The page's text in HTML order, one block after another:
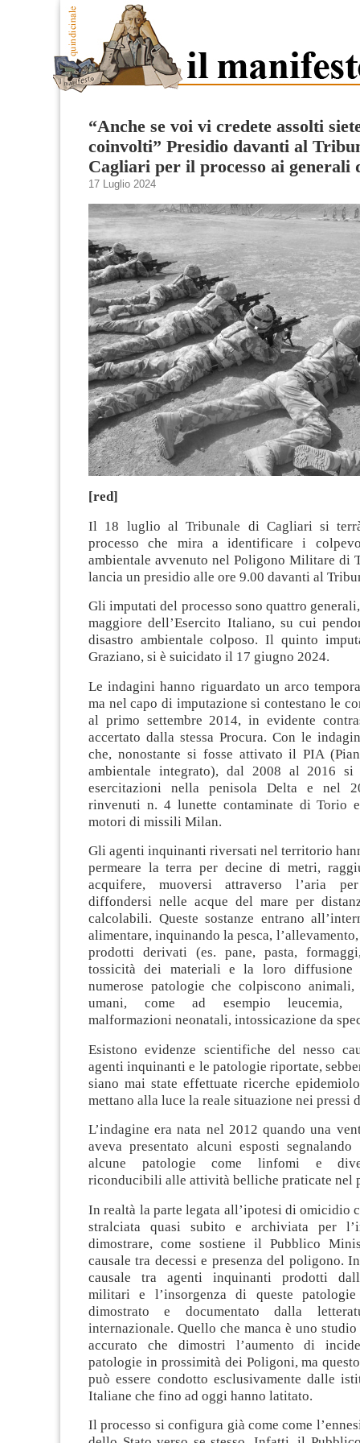
“Anche se voi vi credete assolti
coinvolti” Presidio davanti al
Cagliari per il processo ai generali
17 Luglio 2024
[red]
Il 18 luglio al Tribunale di Cagliari si
processo che mira a identificare i
ambientale avvenuto nel Poligono Militare di
lancia un presidio alle ore 9.00 davanti al
Gli imputati del processo sono quattro
maggiore dell’Esercito Italiano, su cui
disastro ambientale colposo. Il quinto
Graziano, si è suicidato il 17 giugno 2024.
Le indagini hanno riguardato un arco
ma nel capo di imputazione si contestano le
al primo settembre 2014, in evidente
accertato dalla stessa Procura. Con le
che, nonostante si fosse attivato il PIA
ambientale integrato), dal 2008 al 2016
esercitazioni nella penisola Delta e nel
rinvenuti n. 4 lunette contaminate di Torio
motori di missili Milan.
Gli agenti inquinanti riversati nel territorio
permeare la terra per decine di metri,
acquifere, muoversi attraverso l’aria
diffondersi nelle acque del mare per
calcolabili. Queste sostanze entrano
alimentare, inquinando la pesca,
prodotti derivati (es. pane, pasta,
tossicità dei materiali e la loro
numerose patologie che colpiscono
umani, come ad esempio leucemia,
malformazioni neonatali, intossicazione da
Esistono evidenze scientifiche del nesso
agenti inquinanti e le patologie riportate,
siano mai state effettuate ricerche
mettano alla luce la reale situazione nei pressi
L’indagine era nata nel 2012 quando una
aveva presentato alcuni esposti segnalando
alcune patologie come linfomi e
riconducibili alle attività belliche praticate nel
In realtà la parte legata all’ipotesi di omicidio
stralciata quasi subito e archiviata per
dimostrare, come sostiene il Pubblico
causale tra decessi e presenza del poligono.
causale tra agenti inquinanti prodotti
militari e l’insorgenza di queste patologie
dimostrato e documentato dalla
internazionale. Quello che manca è uno
accurato che dimostri l’aumento di
patologie in prossimità dei Poligoni, ma
può essere condotto esclusivamente dalle
Italiane che fino ad oggi hanno latitato.
Il processo si configura già come come